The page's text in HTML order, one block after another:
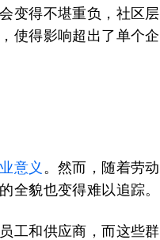
变得不堪重负，社区
使得影响超出了单个
意义 。然而，随着劳
全貌也变得难以追踪。
工和供应商，而这些